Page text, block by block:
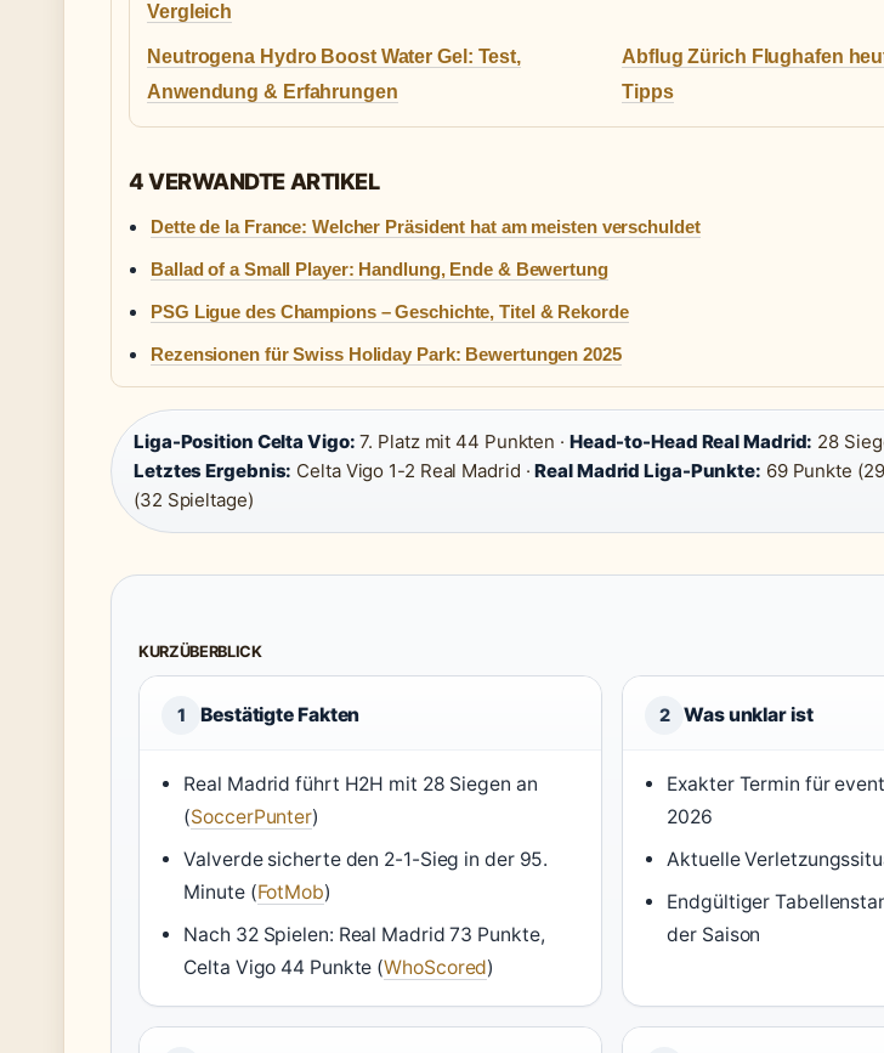
Vergleich
Neutrogena Hydro Boost Water Gel: Test,
Anwendung & Erfahrungen
Abflug Zürich Flughafen
Tipps
4 VERWANDTE ARTIKEL
Dette de la France: Welcher Präsident hat am meisten verschuldet
Ballad of a Small Player: Handlung, Ende & Bewertung
PSG Ligue des Champions – Geschichte, Titel & Rekorde
Rezensionen für Swiss Holiday Park: Bewertungen 2025
Liga-Position Celta Vigo: 7. Platz mit 44 Punkten · Head-to-Head Real Madrid: 28
Letztes Ergebnis: Celta Vigo 1-2 Real Madrid ·Real Madrid Liga-Punkte: 69 Punkte
(32 Spieltage)
KURZÜBERBLICK
1 Bestätigte Fakten
Real Madrid führt H2H mit 28 Siegen an
(SoccerPunter)
Valverde sicherte den 2-1-Sieg in der 95.
Minute (FotMob)
Nach 32 Spielen: Real Madrid 73 Punkte,
Celta Vigo 44 Punkte (WhoScored)
2 Was unklar ist
Exakter Termin für
2026
Aktuelle
Endgültiger
der Saison